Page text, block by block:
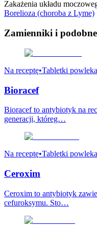
Zakażenia układu
Borelioza (choroba z Lyme)
Zamienniki i
Na receptę•Tabletki
Bioracef
Bioracef to antybiotyk na
generacji, któreg…
Na receptę•Tabletki
Ceroxim
Ceroxim to antybiotyk
cefuroksymu. Sto…